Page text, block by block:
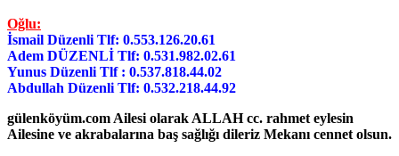
Oğlu:
İsmail Düzenli Tlf: 0.553.126.20.61
Adem DÜZENLİ Tlf: 0.531.982.02.61
Yunus Düzenli Tlf : 0.537.818.44.02
Abdullah Düzenli Tlf: 0.532.218.44.92
gülenköyüm.com Ailesi olarak ALLAH cc. rahmet eylesin
Ailesine ve akrabalarına baş sağlığı dileriz Mekanı cennet olsun.